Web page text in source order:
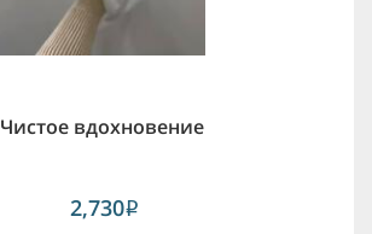
Чистое вдохновение
2,730i